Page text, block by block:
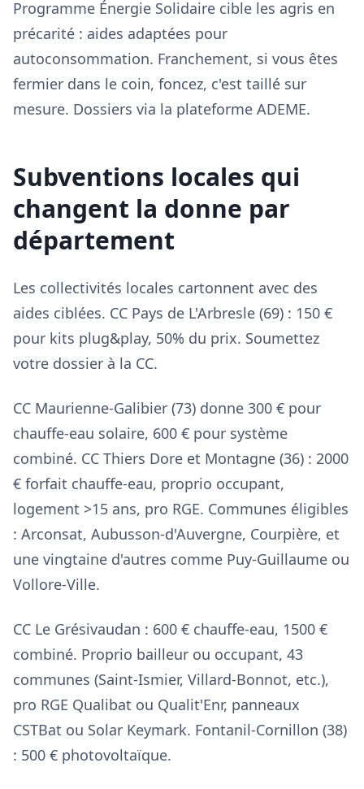
Programme Énergie Solidaire cible les agris en
précarité : aides adaptées pour
autoconsommation. Franchement, si vous êtes
fermier dans le coin, foncez, c'est taillé sur
mesure. Dossiers via la plateforme ADEME.
Subventions locales qui
changent la donne par
département
Les collectivités locales cartonnent avec des
aides ciblées. CC Pays de L'Arbresle (69) : 150 €
pour kits plug&play, 50% du prix. Soumettez
votre dossier à la CC.
CC Maurienne-Galibier (73) donne 300 € pour
chauffe-eau solaire, 600 € pour système
combiné. CC Thiers Dore et Montagne (36) : 2000
€ forfait chauffe-eau, proprio occupant,
logement >15 ans, pro RGE. Communes éligibles
: Arconsat, Aubusson-d'Auvergne, Courpière, et
une vingtaine d'autres comme Puy-Guillaume ou
Vollore-Ville.
CC Le Grésivaudan : 600 € chauffe-eau, 1500 €
combiné. Proprio bailleur ou occupant, 43
communes (Saint-Ismier, Villard-Bonnot, etc.),
pro RGE Qualibat ou Qualit'Enr, panneaux
CSTBat ou Solar Keymark. Fontanil-Cornillon (38)
: 500 € photovoltaïque.